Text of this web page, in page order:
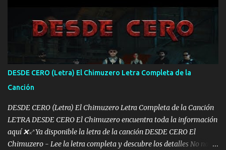
pa más pues hay charola les voy a dar hasta topar pues no hay de
otra Música Surcando bien mi camino voy por mi línea no veo a
los lados aquel que no corre vuela no se me duerm voy chicoteado
Ya pasé varias hazañas ya tienen rato que me agarran el colmillo
de este León los estatales no sé esperaron Al tiro esta la PrimiZa
también la nueve que cargo al lado doy la mano al que su amigo y
al traicionero damos pa abajo Y No me paran aquí hay pa más
pues hay charola les voy a dar hasta topar pues no hay de otra...
DESDE CERO (Letra) El Chimuzero Letra Completa de la
Canción
DESDE CERO (Letra) El Chimuzero Letra Completa de la Canción
LETRA DESDE CERO El Chimuzero encuentra toda la información
aquí ❌♐ Ya disponible la letra de la canción DESDE CERO El
Chimuzero - Lee la letra completa y descubre los detalles No nací